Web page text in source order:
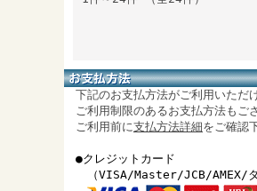
下記のお支払方法がご利用いただ
ご利用制限のあるお支払方法もご
ご利用前に支払方法詳細をご確認
●クレジットカード
（VISA/Master/JCB/AMEX/ダ